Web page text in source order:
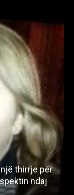
thirrje për
ndaj